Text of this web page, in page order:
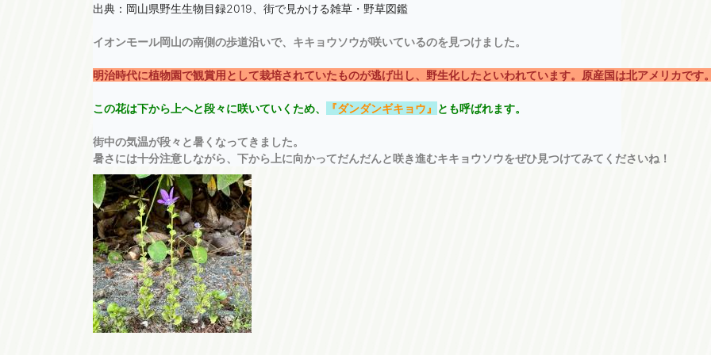
出典：岡山県野生生物目録2019、街で見かける雑草・野草図鑑
イオンモール岡山の南側の歩道沿いで、キキョウソウが咲いているのを見つけました。
明治時代に植物園で観賞用として栽培されていたものが逃げ出し、野生化したといわれています。原産国は北アメリカです
この花は下から上へと段々に咲いていくため、 『ダンダンギキョウ』 とも呼ばれます。
街中の気温が段々と暑くなってきました。
暑さには十分注意しながら、下から上に向かってだんだんと咲き進むキキョウソウをぜひ見つけてみてくださいね！